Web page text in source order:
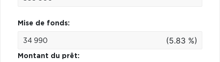
Mise de fonds:
(5.83 %)
Montant du prêt: